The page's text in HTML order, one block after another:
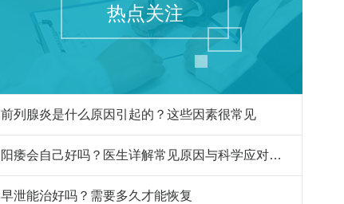
热点关注
前列腺炎是什么原因引起的？这些因素很常见
阳痿会自己好吗？医生详解常见原因与科学应对方法
早泄能治好吗？需要多久才能恢复